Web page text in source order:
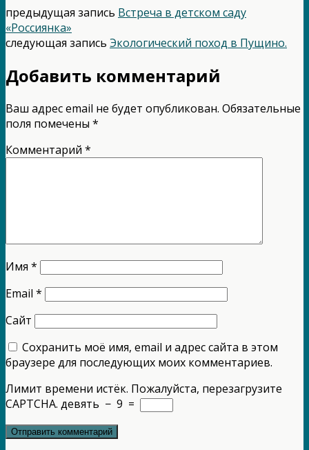
предыдущая запись Встреча в детском саду
«Россиянка»
следующая запись Экологический поход в Пущино.
Добавить комментарий
Ваш адрес email не будет опубликован. Обязательные
поля помечены *
Комментарий *
Имя *
Email *
Сайт
Сохранить моё имя, email и адрес сайта в этом
браузере для последующих моих комментариев.
Лимит времени истёк. Пожалуйста, перезагрузите
CAPTCHA. девять − 9 =